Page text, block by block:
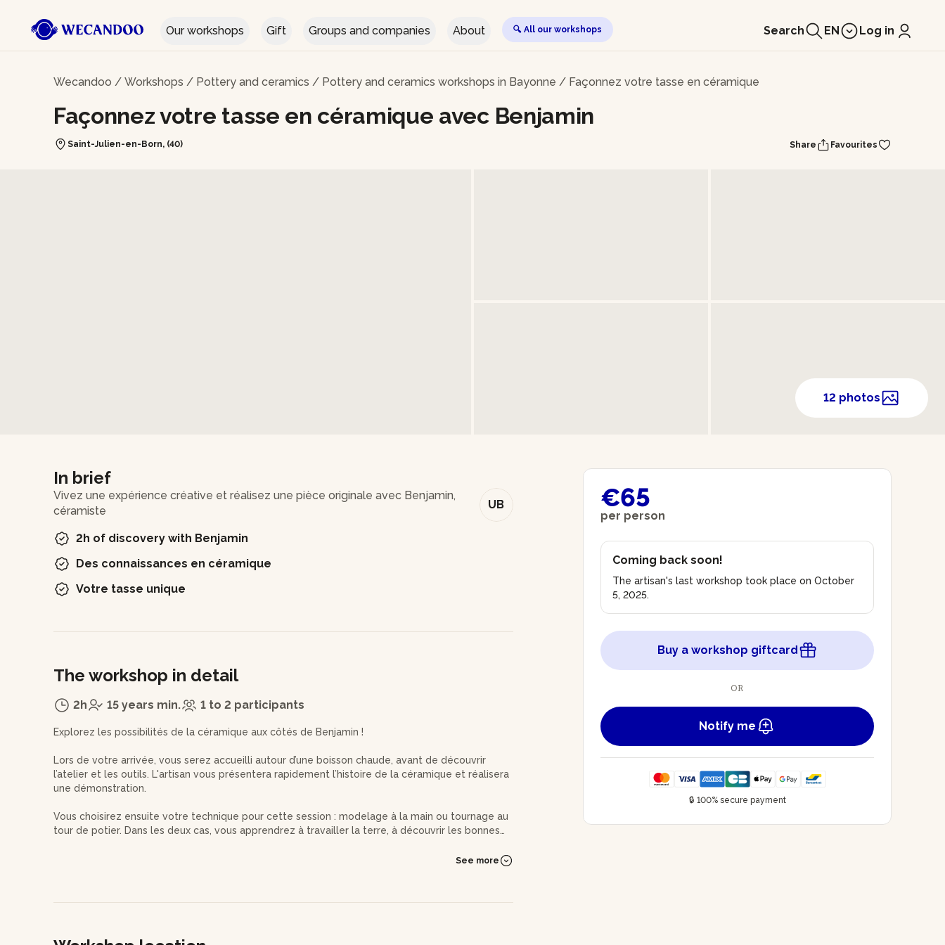
Our workshops Gift Groups and companies About 🔍 All our workshops Search EN Log in
Wecandoo / Workshops / Pottery and ceramics / Pottery and ceramics workshops in Bayonne / Façonnez votre tasse en céramique
Façonnez votre tasse en céramique avec Benjamin
Saint-Julien-en-Born, (40) Share Favourites
12 photos
In brief
UB
Vivez une expérience créative et réalisez une pièce originale avec Benjamin,
céramiste
2h of discovery with Benjamin
Des connaissances en céramique
Votre tasse unique
The workshop in detail
2h 15 years min. 1 to 2 participants
Explorez les possibilités de la céramique aux côtés de Benjamin !
Lors de votre arrivée, vous serez accueilli autour d’une boisson chaude, avant de découvrir
l’atelier et les outils. L'artisan vous présentera rapidement l’histoire de la céramique et réalisera
une démonstration.
Vous choisirez ensuite votre technique pour cette session : modelage à la main ou tournage au
tour de potier. Dans les deux cas, vous apprendrez à travailler la terre, à découvrir les bonnes
les finitions.
See more
€65
per person
Coming back soon!
The artisan's last workshop took place on October
5, 2025.
Buy a workshop giftcard
OR
Notify me
🔒 100% secure payment